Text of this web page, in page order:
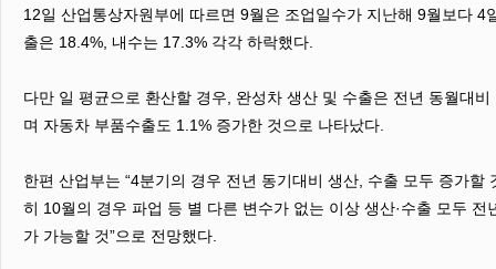
12일 산업통상자원부에 따르면 9월은 조업일수가 지난해 9월보다 4
출은 18.4%, 내수는 17.3% 각각 하락했다.
다만 일 평균으로 환산할 경우, 완성차 생산 및 수출은 전년 동월대
며 자동차 부품수출도 1.1% 증가한 것으로 나타났다.
한편 산업부는 “4분기의 경우 전년 동기대비 생산, 수출 모두 증가할
히 10월의 경우 파업 등 별 다른 변수가 없는 이상 생산·수출 모두 전
가 가능할 것”으로 전망했다.